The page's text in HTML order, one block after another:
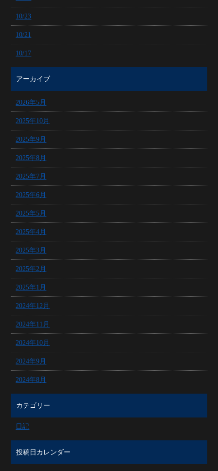
10/23
10/21
10/17
アーカイブ
2026年5月
2025年10月
2025年9月
2025年8月
2025年7月
2025年6月
2025年5月
2025年4月
2025年3月
2025年2月
2025年1月
2024年12月
2024年11月
2024年10月
2024年9月
2024年8月
カテゴリー
日記
投稿日カレンダー